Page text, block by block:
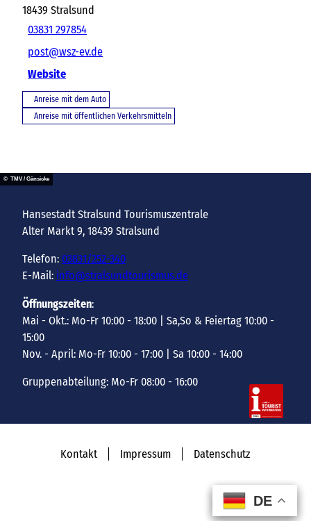
18439 Stralsund
03831 297854
post@wsz-ev.de
Website
Anreise mit dem Auto
Anreise mit öffentlichen Verkehrsmitteln
© TMV / Gänsicke
Hansestadt Stralsund Tourismuszentrale
Alter Markt 9, 18439 Stralsund
Telefon: 03831/252-340
E-Mail: info@stralsundtourismus.de
Öffnungszeiten:
Mai - Okt.: Mo-Fr 10:00 - 18:00 | Sa,So & Feiertag 10:00 -
15:00
Nov. - April: Mo-Fr 10:00 - 17:00 | Sa 10:00 - 14:00
Gruppenabteilung: Mo-Fr 08:00 - 16:00
DE
DE
Kontakt Impressum Datenschutz
DE
DE